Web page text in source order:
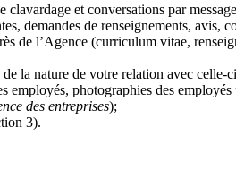
et conversations par
demandes de renseignements, avis,
de l’Agence (curriculum vitae,
la nature de votre relation avec
photographies des
des entreprises);
3).